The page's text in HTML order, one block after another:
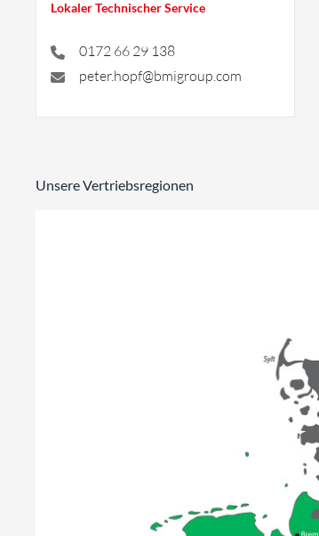
Lokaler Technischer Service
0172 66 29 138
peter.hopf@bmigroup.com
Unsere Vertriebsregionen